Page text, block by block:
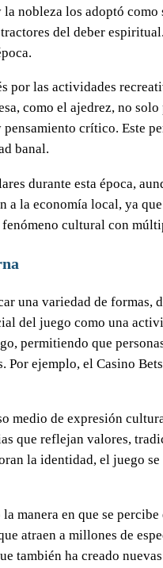
nobleza los adoptó
del deber
por las actividades
como el ajedrez, no
crítico. Este
banal.
durante esta época,
la economía local, ya
cultural con
una variedad de
del juego como una
permitiendo que
Por ejemplo, el Casino
medio de expresión
que reflejan valores,
la identidad, el juego
manera en que se
atraen a millones de
también ha creado